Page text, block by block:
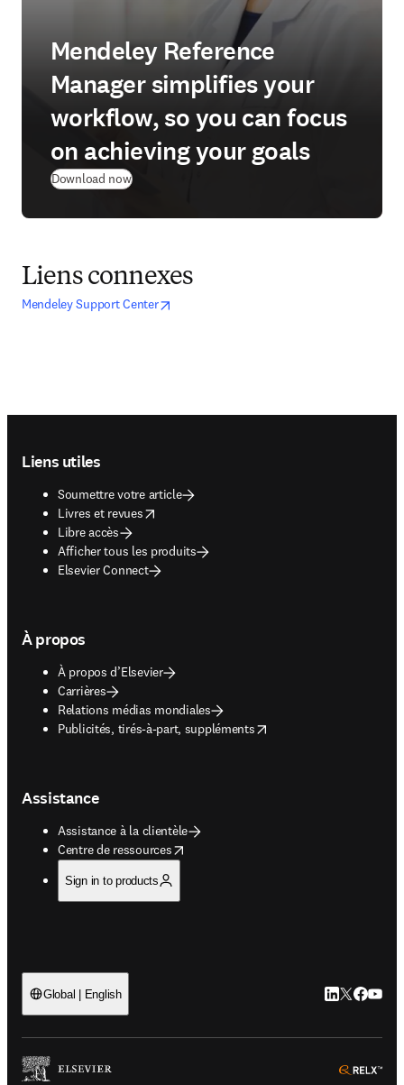
Mendeley Reference
Manager simplifies your
workflow, so you can focus
on achieving your goals
Download now(
Liens connexes
Mendeley Support CenterS’ouvre dans une nouvelle fenêtre
opens in new tab/window
Liens utiles
Soumettre votre article
Livres et revues
opens in new tab/window
Libre accès
Afficher tous les produits
Elsevier Connect
À propos
À propos d’Elsevier
Carrières
Relations médias mondiales
Publicités, tirés-à-part, suppléments
opens in new tab/window
Assistance
Assistance à la clientèle
Centre de ressources
opens in new tab/window
Sign in to products
Global | English LinkedIn
Twitter